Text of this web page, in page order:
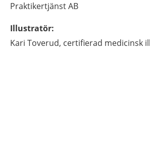
Praktikertjänst AB
Illustratör:
Kari Toverud, certifierad medicinsk